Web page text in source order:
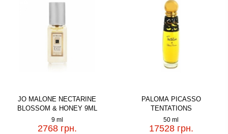
JO MALONE NECTARINE
BLOSSOM & HONEY 9ML
9 ml
2768 грн.
PALOMA PICASSO
TENTATIONS
50 ml
17528 грн.